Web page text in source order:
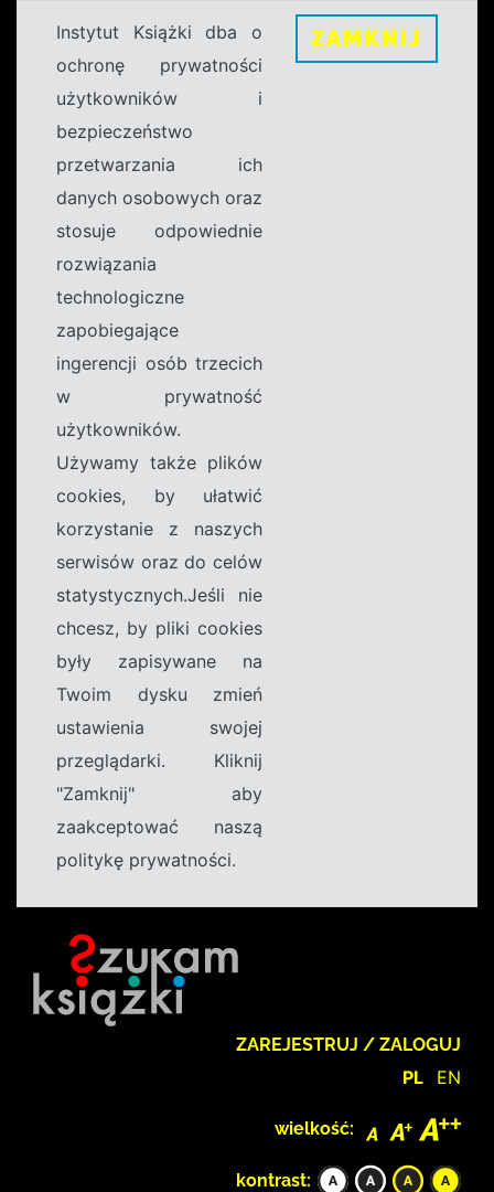
Instytut Książki dba o
ochronę prywatności
użytkowników i
bezpieczeństwo
przetwarzania ich
danych osobowych oraz
stosuje odpowiednie
rozwiązania
technologiczne
zapobiegające
ingerencji osób trzecich
w prywatność
użytkowników.
Używamy także plików
cookies, by ułatwić
korzystanie z naszych
serwisów oraz do celów
statystycznych.Jeśli nie
chcesz, by pliki cookies
były zapisywane na
Twoim dysku zmień
ustawienia swojej
przeglądarki. Kliknij
"Zamknij" aby
zaakceptować naszą
politykę prywatności.
ZAMKNIJ
ZAREJESTRUJ / ZALOGUJ
PL EN
wielkość:
kontrast: